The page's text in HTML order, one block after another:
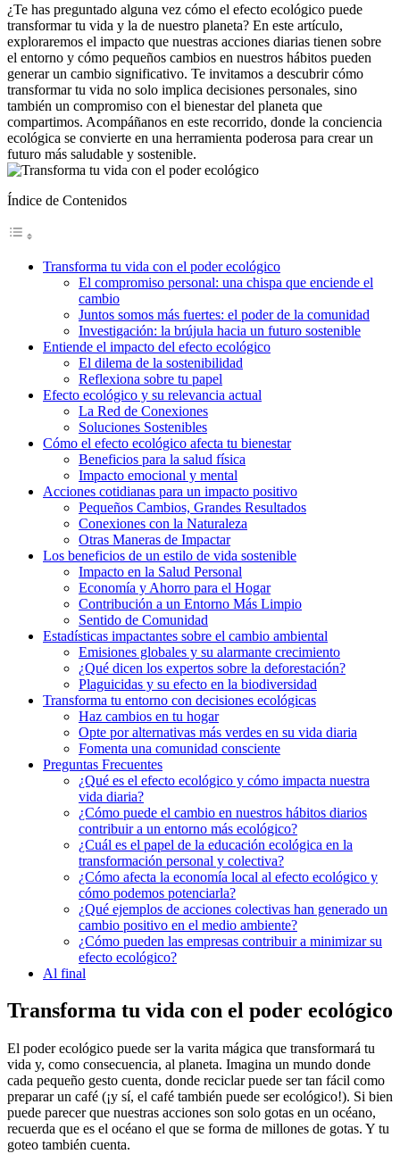
¿Te has preguntado alguna vez cómo el efecto ecológico puede
transformar tu vida y la de nuestro planeta? En este artículo,
exploraremos el impacto que nuestras acciones diarias tienen sobre
el entorno y cómo pequeños cambios en nuestros hábitos pueden
generar un cambio significativo. Te invitamos a descubrir cómo
transformar tu vida no solo implica decisiones personales, sino
también un compromiso con el bienestar del planeta que
compartimos. Acompáñanos en este recorrido, donde la conciencia
ecológica se convierte en una herramienta poderosa para crear un
futuro más saludable y sostenible.
Índice de Contenidos
Transforma tu vida con el poder ecológico
El compromiso personal: una chispa que enciende el
cambio
Juntos somos más fuertes: el poder de la comunidad
Investigación: la brújula hacia un futuro sostenible
Entiende el impacto del efecto ecológico
El dilema de la sostenibilidad
Reflexiona sobre tu papel
Efecto ecológico y su relevancia actual
La Red de Conexiones
Soluciones Sostenibles
Cómo el efecto ecológico afecta tu bienestar
Beneficios para la salud física
Impacto emocional y mental
Acciones cotidianas para un impacto positivo
Pequeños Cambios, Grandes Resultados
Conexiones con la Naturaleza
Otras Maneras de Impactar
Los beneficios de un estilo de vida sostenible
Impacto en la Salud Personal
Economía y Ahorro para el Hogar
Contribución a un Entorno Más Limpio
Sentido de Comunidad
Estadísticas impactantes sobre el cambio ambiental
Emisiones globales y su alarmante crecimiento
¿Qué dicen los expertos sobre la deforestación?
Plaguicidas y su efecto en la biodiversidad
Transforma tu entorno con decisiones ecológicas
Haz cambios en tu hogar
Opte por alternativas más verdes en su vida diaria
Fomenta una comunidad consciente
Preguntas Frecuentes
¿Qué es el efecto ecológico y cómo impacta nuestra
vida diaria?
¿Cómo puede el cambio en nuestros hábitos diarios
contribuir a un entorno más ecológico?
¿Cuál es el papel de la educación ecológica en la
transformación personal y colectiva?
¿Cómo afecta la economía local al efecto ecológico y
cómo podemos potenciarla?
¿Qué ejemplos de acciones colectivas han generado un
cambio positivo en el medio ambiente?
¿Cómo pueden las empresas contribuir a minimizar su
efecto ecológico?
Al final
Transforma tu vida con el poder ecológico
El poder ecológico puede ser la varita mágica que transformará tu
vida y, como consecuencia, al planeta. Imagina un mundo donde
cada pequeño gesto cuenta, donde reciclar puede ser tan fácil como
preparar un café (¡y sí, el café también puede ser ecológico!). Si bien
puede parecer que nuestras acciones son solo gotas en un océano,
recuerda que es el océano el que se forma de millones de gotas. Y tu
goteo también cuenta.